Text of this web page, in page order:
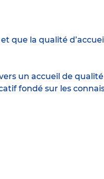
que la qualité
un accueil de
fondé sur les